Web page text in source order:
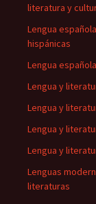
literatura y
Lengua
hispánicas
Lengua
Lengua y
Lengua y
Lengua y
Lengua y
Lenguas
literaturas